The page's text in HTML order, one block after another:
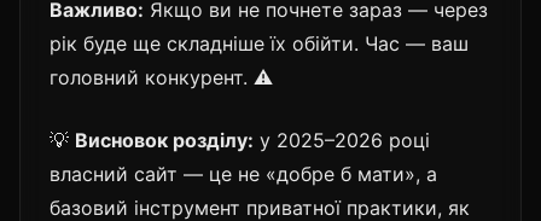
Важливо: Якщо ви не почнете зараз — через
рік буде ще складніше їх обійти. Час — ваш
головний конкурент. ⚠️
💡 Висновок розділу: у 2025–2026 році
власний сайт — це не «добре б мати», а
базовий інструмент приватної практики, як